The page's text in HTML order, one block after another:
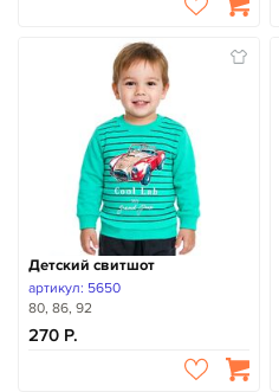
Детский свитшот
артикул: 5650
80, 86, 92
270